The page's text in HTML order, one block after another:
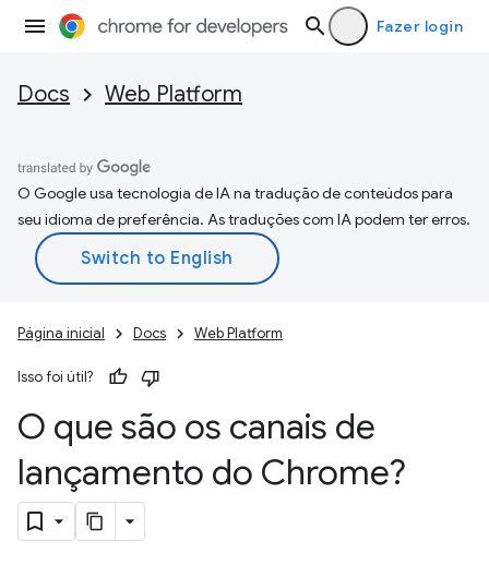
Fazer login
Docs Web Platform
O Google usa tecnologia de IA na tradução de conteúdos para
seu idioma de preferência. As traduções com IA podem ter erros.
Página inicial Docs Web Platform
Isso foi útil?
O que são os canais de
lançamento do Chrome?